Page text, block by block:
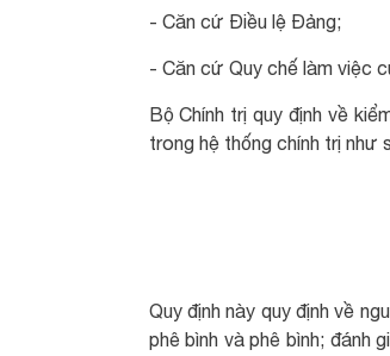
- Căn cứ Điều lệ Đảng;
- Căn cứ Quy chế làm việc
Bộ Chính trị quy định về
trong hệ thống chính trị như
Quy định này quy định về
phê bình và phê bình;